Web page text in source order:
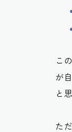
こ
が
と
た